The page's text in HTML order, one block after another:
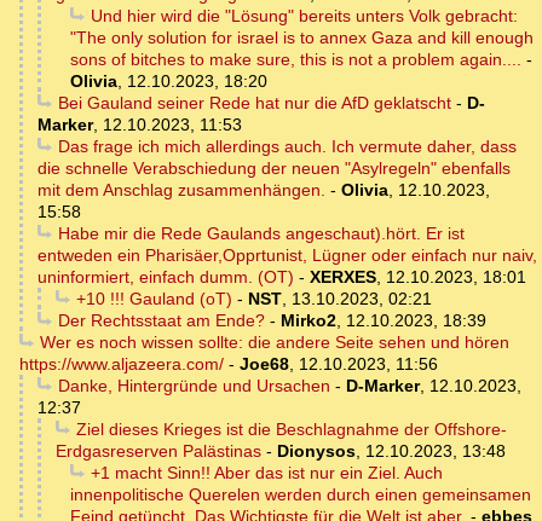
Und hier wird die "Lösung" bereits unters Volk gebracht:
"The only solution for israel is to annex Gaza and kill enough
sons of bitches to make sure, this is not a problem again.... -
Olivia, 12.10.2023, 18:20
Bei Gauland seiner Rede hat nur die AfD geklatscht- D-
Marker, 12.10.2023, 11:53
Das frage ich mich allerdings auch. Ich vermute daher, dass
die schnelle Verabschiedung der neuen "Asylregeln" ebenfalls
mit dem Anschlag zusammenhängen. - Olivia, 12.10.2023,
15:58
Habe mir die Rede Gaulands angeschaut).hört. Er ist
entweden ein Pharisäer,Opprtunist, Lügner oder einfach nur naiv,
uninformiert, einfach dumm. (OT) - XERXES, 12.10.2023, 18:01
+10 !!! Gauland (oT) - NST, 13.10.2023, 02:21
Der Rechtsstaat am Ende?- Mirko2, 12.10.2023, 18:39
Wer es noch wissen sollte: die andere Seite sehen und hören
https://www.aljazeera.com/ - Joe68, 12.10.2023, 11:56
Danke, Hintergründe und Ursachen - D-Marker, 12.10.2023,
12:37
Ziel dieses Krieges ist die Beschlagnahme der Offshore-
Erdgasreserven Palästinas - Dionysos, 12.10.2023, 13:48
+1 macht Sinn!! Aber das ist nur ein Ziel. Auch
innenpolitische Querelen werden durch einen gemeinsamen
Feind getüncht. Das Wichtigste für die Welt ist aber, - ebbes,